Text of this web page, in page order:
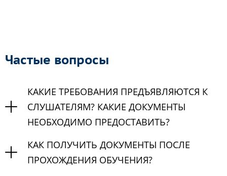
Частые вопросы
КАКИЕ ТРЕБОВАНИЯ ПРЕДЪЯВЛЯЮТСЯ К
СЛУШАТЕЛЯМ? КАКИЕ ДОКУМЕНТЫ
НЕОБХОДИМО ПРЕДОСТАВИТЬ?
КАК ПОЛУЧИТЬ ДОКУМЕНТЫ ПОСЛЕ
ПРОХОЖДЕНИЯ ОБУЧЕНИЯ?